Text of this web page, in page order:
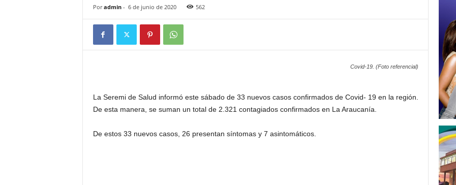
Por admin- 6 de junio de 2020 562
Covid-19. (Foto referencial)
La Seremi de Salud informó este sábado de 33 nuevos casos confirmados de Covid- 19 en la región.
De esta manera, se suman un total de 2.321 contagiados confirmados en La Araucanía.
De estos 33 nuevos casos, 26 presentan síntomas y 7 asintomáticos.